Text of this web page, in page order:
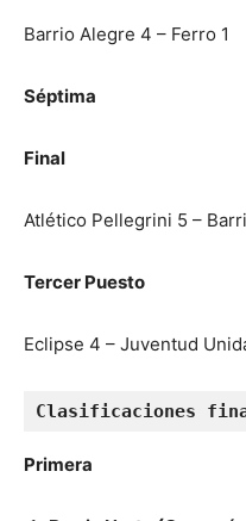
Barrio Alegre 4 – Ferro 1
Séptima
Final
Atlético Pellegrini 5 –
Tercer Puesto
Eclipse 4 – Juventud
Clasificaciones
Primera